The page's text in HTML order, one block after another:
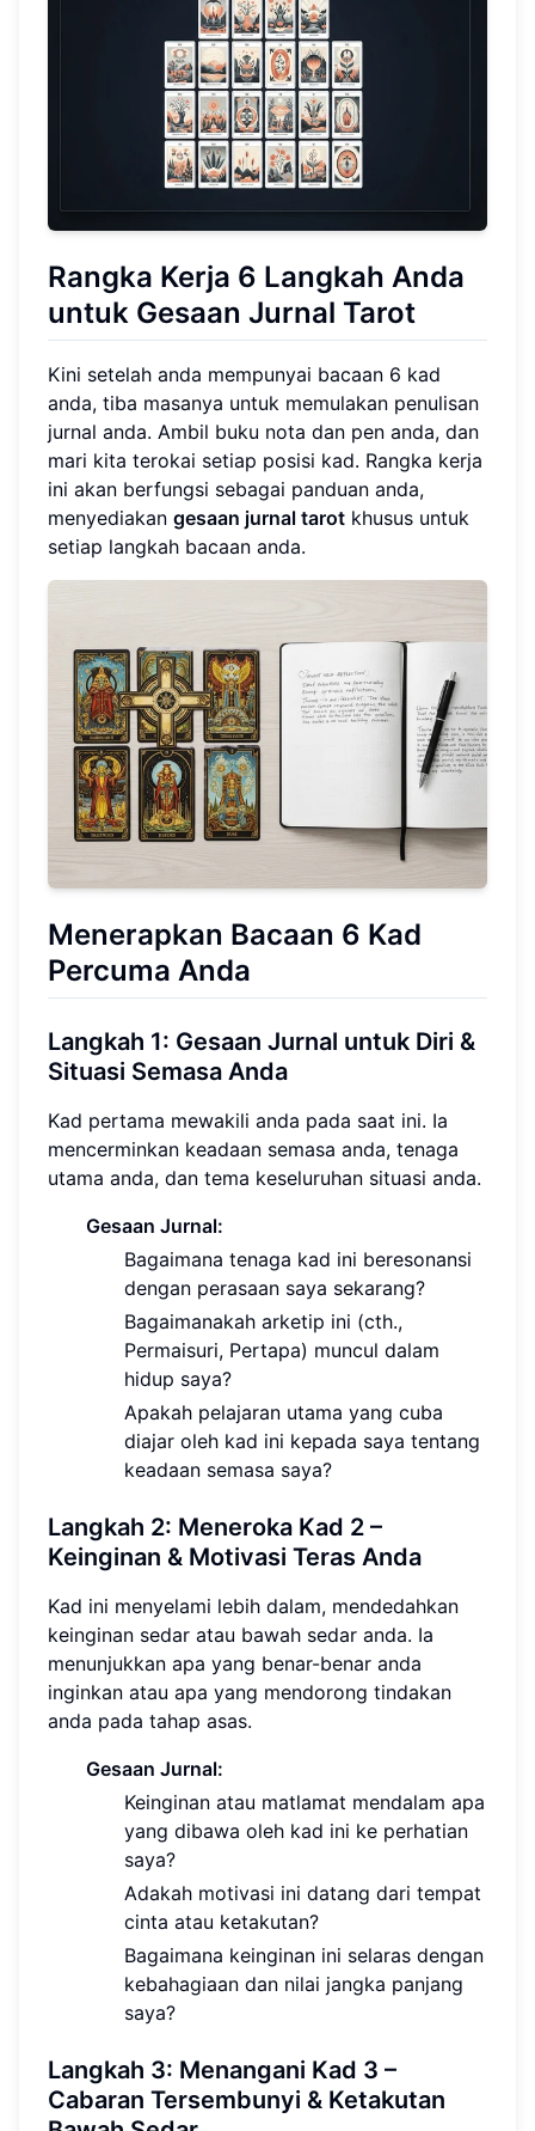
Rangka Kerja 6 Langkah Anda
untuk Gesaan Jurnal Tarot
Kini setelah anda mempunyai bacaan 6 kad
anda, tiba masanya untuk memulakan penulisan
jurnal anda. Ambil buku nota dan pen anda, dan
mari kita terokai setiap posisi kad. Rangka kerja
ini akan berfungsi sebagai panduan anda,
menyediakan gesaan jurnal tarot khusus untuk
setiap langkah bacaan anda.
Menerapkan Bacaan 6 Kad
Percuma Anda
Langkah 1: Gesaan Jurnal untuk Diri &
Situasi Semasa Anda
Kad pertama mewakili anda pada saat ini. Ia
mencerminkan keadaan semasa anda, tenaga
utama anda, dan tema keseluruhan situasi anda.
Gesaan Jurnal:
Bagaimana tenaga kad ini beresonansi
dengan perasaan saya sekarang?
Bagaimanakah arketip ini (cth.,
Permaisuri, Pertapa) muncul dalam
hidup saya?
Apakah pelajaran utama yang cuba
diajar oleh kad ini kepada saya tentang
keadaan semasa saya?
Langkah 2: Meneroka Kad 2 –
Keinginan & Motivasi Teras Anda
Kad ini menyelami lebih dalam, mendedahkan
keinginan sedar atau bawah sedar anda. Ia
menunjukkan apa yang benar-benar anda
inginkan atau apa yang mendorong tindakan
anda pada tahap asas.
Gesaan Jurnal:
Keinginan atau matlamat mendalam apa
yang dibawa oleh kad ini ke perhatian
saya?
Adakah motivasi ini datang dari tempat
cinta atau ketakutan?
Bagaimana keinginan ini selaras dengan
kebahagiaan dan nilai jangka panjang
saya?
Langkah 3: Menangani Kad 3 –
Cabaran Tersembunyi & Ketakutan